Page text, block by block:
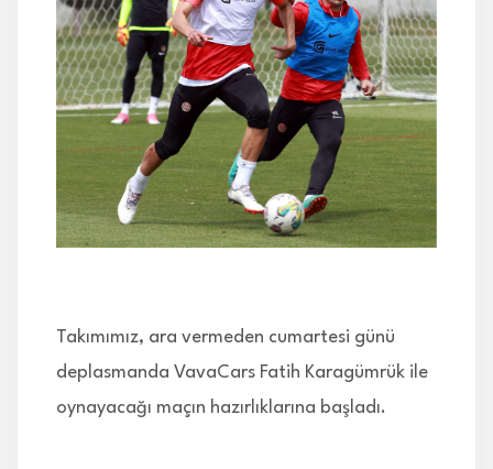
İLETİŞİM
Takımımız, ara vermeden cumartesi günü
deplasmanda VavaCars Fatih Karagümrük ile
oynayacağı maçın hazırlıklarına başladı.